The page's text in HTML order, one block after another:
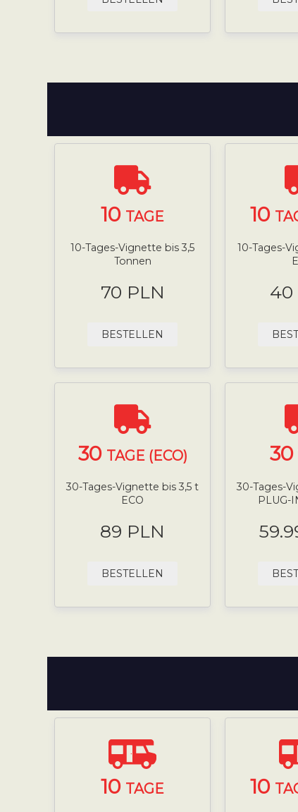
10 TAGE
10-Tages-Vignette bis 3,5
Tonnen
70 PLN
BESTELLEN
10
10-Tages-
40
30 TAGE (ECO)
30-Tages-Vignette bis 3,5 t
ECO
89 PLN
BESTELLEN
30
30-Tages-
PLUG-
10 TAGE 10